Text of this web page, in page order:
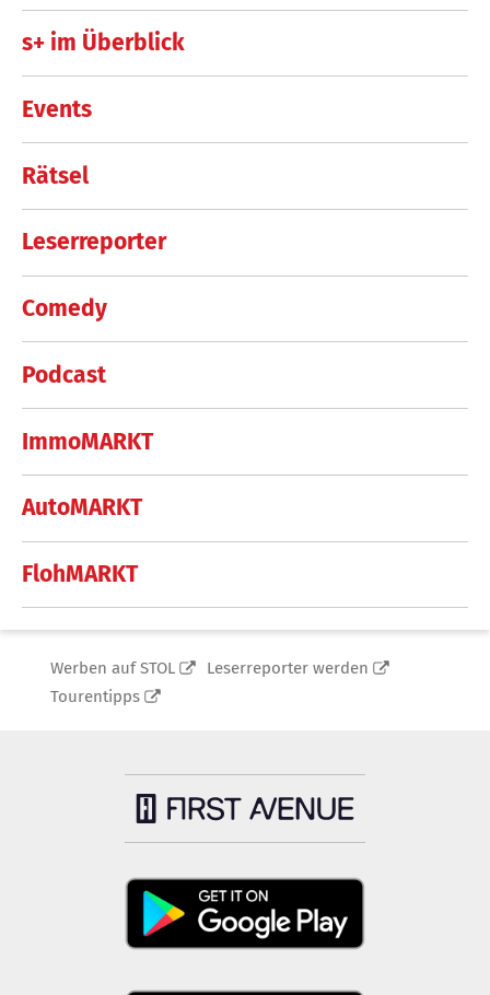
s+ im Überblick
Events
Rätsel
Leserreporter
Comedy
Podcast
ImmoMARKT
AutoMARKT
FlohMARKT
Werben auf STOL
Leserreporter werden
Tourentipps